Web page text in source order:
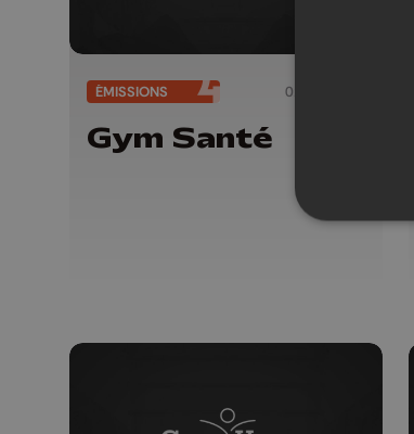
ÉMISSIONS 02/05/2026
Gym Santé